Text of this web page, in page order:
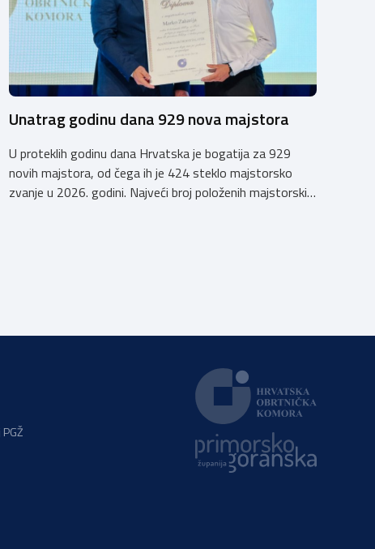
Unatrag godinu dana 929 nova majstora
U proteklih godinu dana Hrvatska je bogatija za 929
novih majstora, od čega ih je 424 steklo majstorsko
zvanje u 2026. godini. Najveći broj položenih majstorskih